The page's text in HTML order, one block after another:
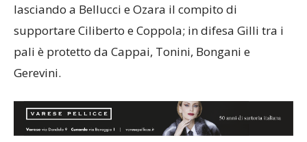
lasciando a Bellucci e Ozara il compito di
supportare Ciliberto e Coppola; in difesa Gilli tra i
pali è protetto da Cappai, Tonini, Bongani e
Gerevini.